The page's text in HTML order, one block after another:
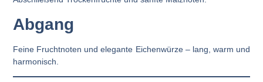
Abgang
Feine Fruchtnoten und elegante Eichenwürze – lang, warm und
harmonisch.